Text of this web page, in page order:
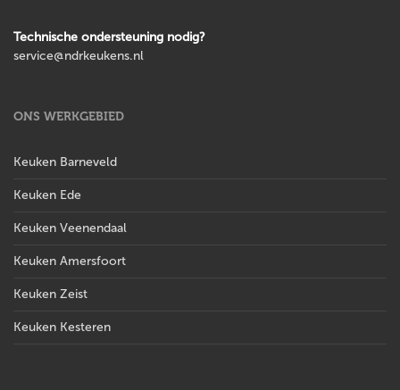
Technische ondersteuning nodig?
service@ndrkeukens.nl
ONS WERKGEBIED
Keuken Barneveld
Keuken Ede
Keuken Veenendaal
Keuken Amersfoort
Keuken Zeist
Keuken Kesteren